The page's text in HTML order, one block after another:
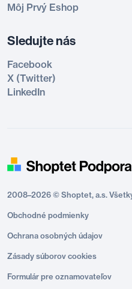
Môj Prvý Eshop
Sledujte nás
Facebook
X (Twitter)
LinkedIn
2008–2026 © Shoptet, a.s.
Obchodné podmienky
Ochrana osobných údajov
Zásady súborov cookies
Formulár pre oznamovateľov